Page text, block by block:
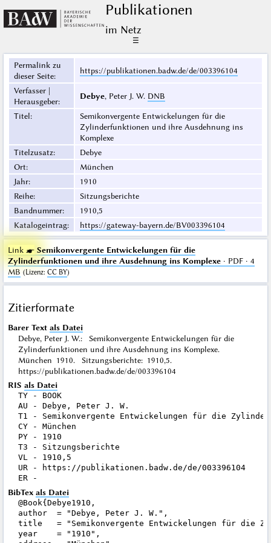
Publikationen
im Netz
☰
Permalink zu
dieser Seite:
https://publikationen.badw.de/de/003396104
Verfasser |
Herausgeber:
Debye, Peter J. W. DNB
Titel:
Semikonvergente Entwickelungen für die
Zylinderfunktionen und ihre Ausdehnung ins
Komplexe
Titelzusatz:
Debye
Ort:
München
Jahr:
1910
Reihe:
Sitzungsberichte
Bandnummer:
1910,5
Katalogeintrag: https://gateway-bayern.de/BV003396104
Link ☛ Semikonvergente Entwickelungen für die
Zylinderfunktionen und ihre Ausdehnung ins Komplexe· PDF · 4
MB (Lizenz: CC BY)
Zitierformate
Barer Text als Datei
Debye, Peter J. W.: Semikonvergente Entwickelungen für die
Zylinderfunktionen und ihre Ausdehnung ins Komplexe.
München 1910. Sitzungsberichte: 1910,5.
https://publikationen.badw.de/de/003396104
RIS als Datei
TY - BOOK
AU - Debye, Peter J. W.
T1 - Semikonvergente Entwickelungen für die
CY - München
PY - 1910
T3 - Sitzungsberichte
VL - 1910,5
UR - https://publikationen.badw.de/de/003396104
BibTex als Datei
@Book{Debye1910,
author  = "Debye, Peter J. W.",
title   = "Semikonvergente Entwickelungen für die
year    = "1910",